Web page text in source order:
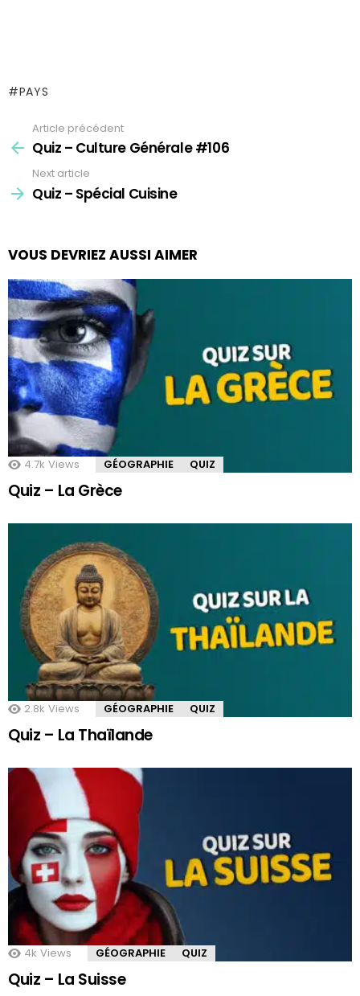
PAYS
more
Article précédent
Quiz – Culture Générale #106
Next article
Quiz – Spécial Cuisine
VOUS DEVRIEZ AUSSI AIMER
4.7k Views GÉOGRAPHIE QUIZ
Quiz – La Grèce
2.8k Views GÉOGRAPHIE QUIZ
Quiz – La Thaïlande
4k Views GÉOGRAPHIE QUIZ
Quiz – La Suisse